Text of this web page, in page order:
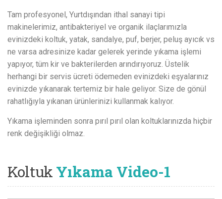
Tam profesyonel, Yurtdışından ithal sanayi tipi
makinelerimiz, antibakteriyel ve organik ilaçlarımızla
evinizdeki koltuk, yatak, sandalye, puf, berjer, peluş ayıcık vs
ne varsa adresinize kadar gelerek yerinde yıkama işlemi
yapıyor, tüm kir ve bakterilerden arındırıyoruz. Üstelik
herhangi bir servis ücreti ödemeden evinizdeki eşyalarınız
evinizde yıkanarak tertemiz bir hale geliyor. Size de gönül
rahatlığıyla yıkanan ürünlerinizi kullanmak kalıyor.
Yıkama işleminden sonra pırıl pırıl olan koltuklarınızda hiçbir
renk değişikliği olmaz.
Koltuk Yıkama Video-1